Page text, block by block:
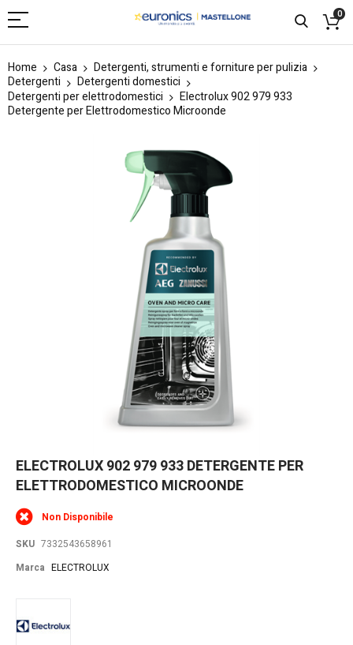
0
Home Casa
Detergenti, strumenti e forniture per pulizia
Detergenti
Detergenti domestici
Detergenti per elettrodomestici
Electrolux 902 979 933
Detergente per Elettrodomestico Microonde
Skip
to
the
of
the
images
ELECTROLUX 902 979 933 DETERGENTE PER
ELETTRODOMESTICO MICROONDE
Non Disponibile
SKU 7332543658961
Marca ELECTROLUX